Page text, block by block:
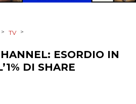
> TV >
ESORDIO IN
DI SHARE